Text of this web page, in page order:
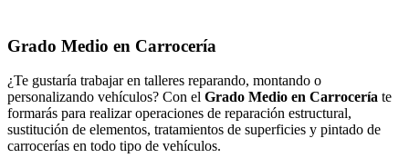
Grado Medio en Carrocería
¿Te gustaría trabajar en talleres reparando, montando o
personalizando vehículos? Con el Grado Medio en Carrocería te
formarás para realizar operaciones de reparación estructural,
sustitución de elementos, tratamientos de superficies y pintado de
carrocerías en todo tipo de vehículos.